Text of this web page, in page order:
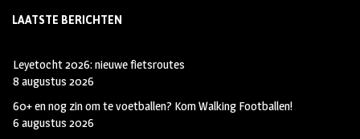
LAATSTE BERICHTEN
Leyetocht 2026: nieuwe fietsroutes
8 augustus 2026
60+ en nog zin om te voetballen? Kom Walking Footballen!
6 augustus 2026